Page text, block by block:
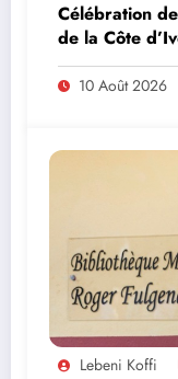
Célébration
de la Côte
et Ankara
milliard de
10 Août 2026
Lebeni Koffi